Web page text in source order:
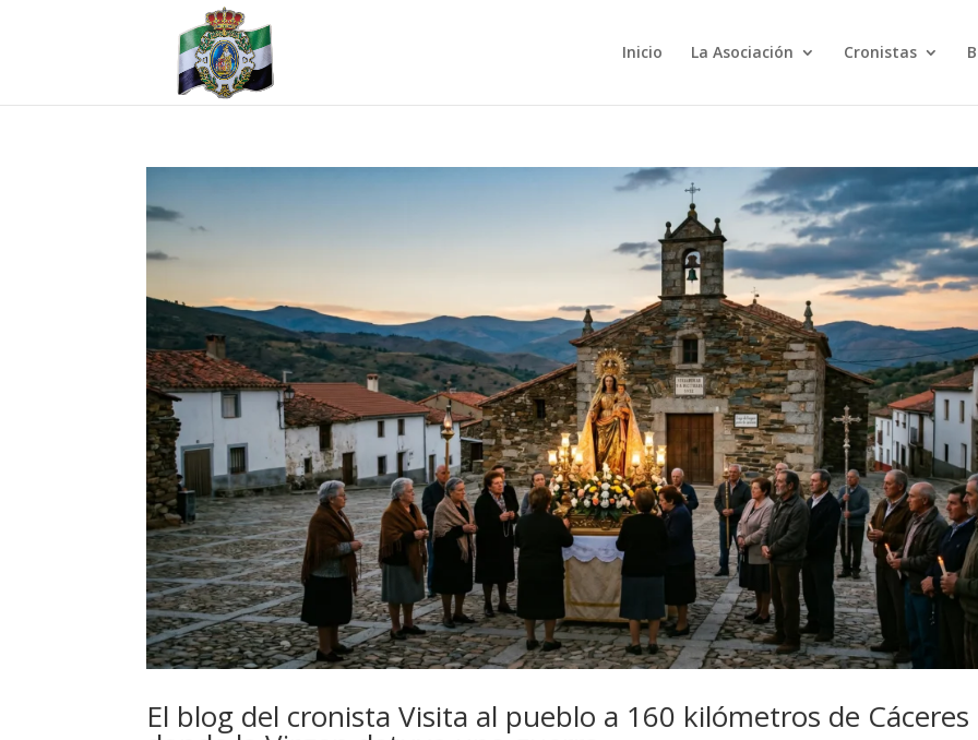
Inicio La Asociación Cronistas
El blog del cronista Visita al pueblo a 160 kilómetros de Cáceres